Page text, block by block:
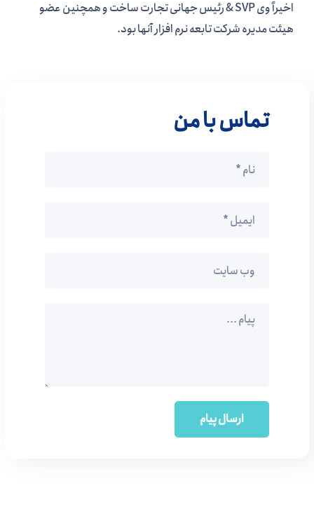
اخیراً وی SVP & رئیس جهانی تجارت ساخت و همچنین عضو
هیئت مدیره شرکت تابعه نرم افزار آنها بود.
تماس با من